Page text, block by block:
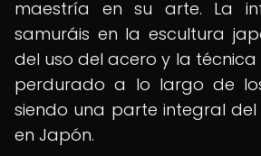
maestría en su arte. La
samuráis en la escultura
del uso del acero y la
perdurado a lo largo de
siendo una parte integral
en Japón.